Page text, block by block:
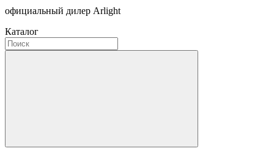
официальный дилер Arlight
Каталог